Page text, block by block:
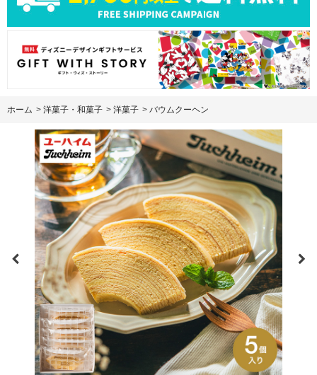
ホーム > 洋菓子・和菓子 > 洋菓子 > バウムクーヘン